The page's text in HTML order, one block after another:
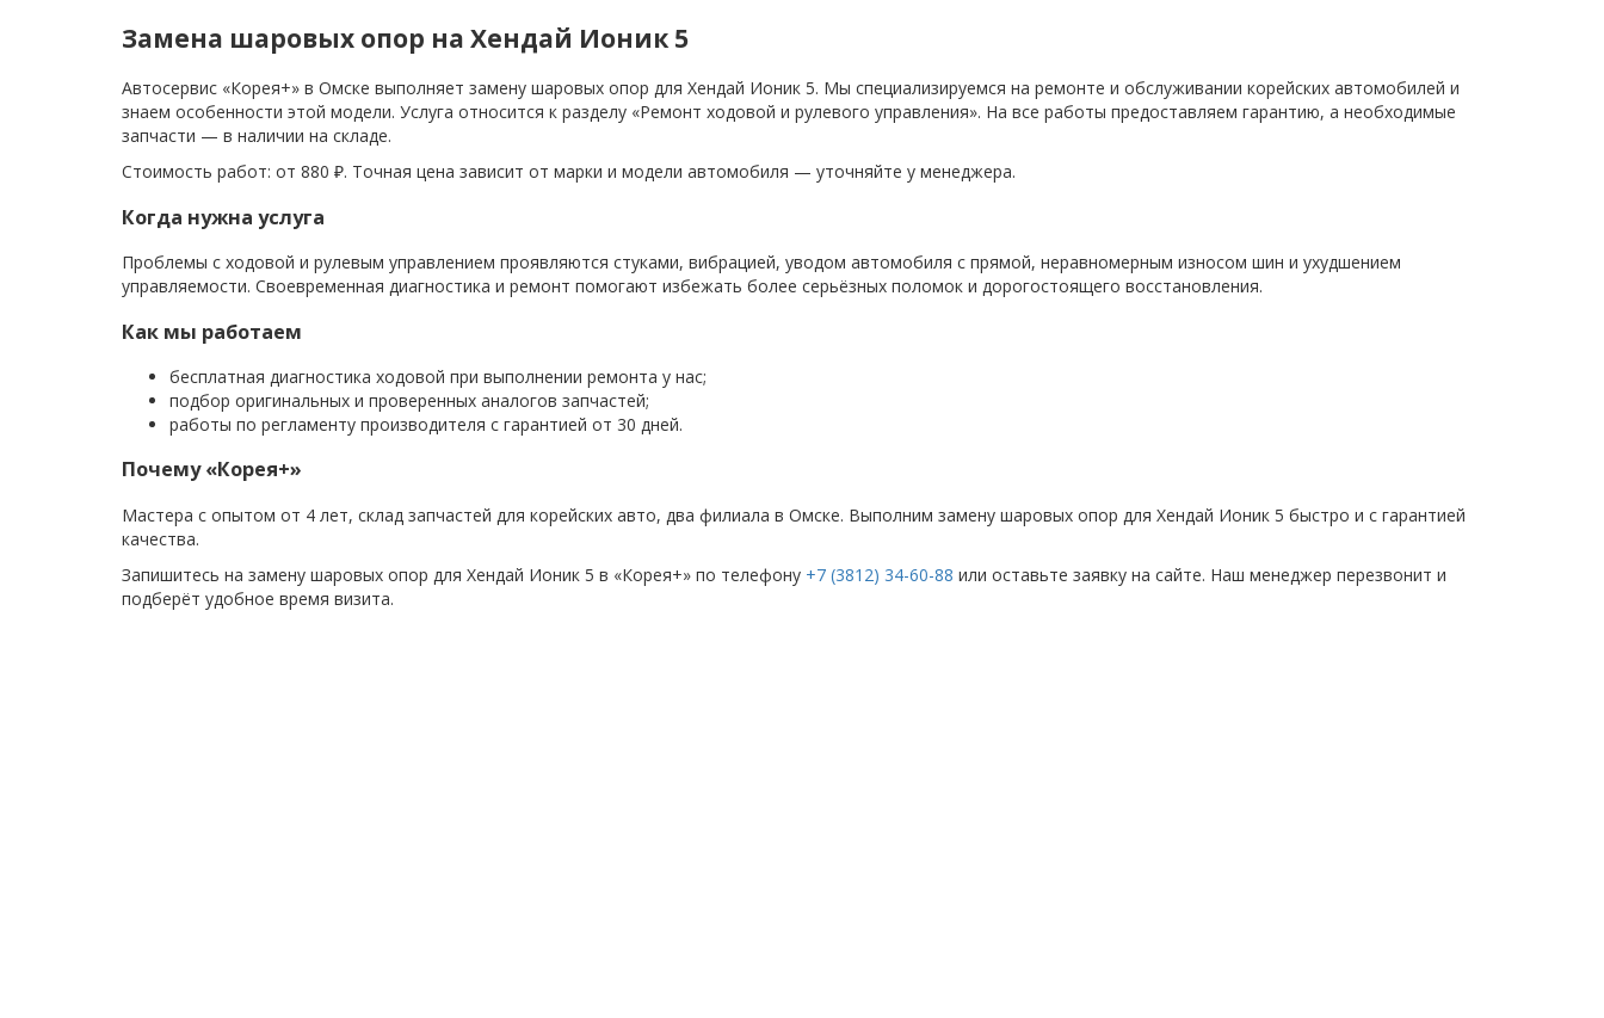
Замена шаровых опор на Хендай Ионик 5
Автосервис «Корея+» в Омске выполняет замену шаровых опор для Хендай Ионик 5. Мы специализируемся на ремонте и обслуживании корейских автомобилей и
знаем особенности этой модели. Услуга относится к разделу «Ремонт ходовой и рулевого управления». На все работы предоставляем гарантию, а необходимые
запчасти — в наличии на складе.
Стоимость работ: от 880 ₽. Точная цена зависит от марки и модели автомобиля — уточняйте у менеджера.
Когда нужна услуга
Проблемы с ходовой и рулевым управлением проявляются стуками, вибрацией, уводом автомобиля с прямой, неравномерным износом шин и ухудшением
управляемости. Своевременная диагностика и ремонт помогают избежать более серьёзных поломок и дорогостоящего восстановления.
Как мы работаем
бесплатная диагностика ходовой при выполнении ремонта у нас;
подбор оригинальных и проверенных аналогов запчастей;
работы по регламенту производителя с гарантией от 30 дней.
Почему «Корея+»
Мастера с опытом от 4 лет, склад запчастей для корейских авто, два филиала в Омске. Выполним замену шаровых опор для Хендай Ионик 5 быстро и с гарантией
качества.
Запишитесь на замену шаровых опор для Хендай Ионик 5 в «Корея+» по телефону +7 (3812) 34-60-88 или оставьте заявку на сайте. Наш менеджер перезвонит и
подберёт удобное время визита.